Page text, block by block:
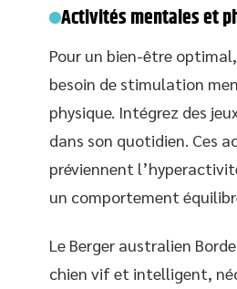
Activités mentales et
Pour un bien-être
besoin de stimulation
physique. Intégrez des
dans son quotidien. Ces
préviennent
un comportement
Le Berger australien
chien vif et intelligent,